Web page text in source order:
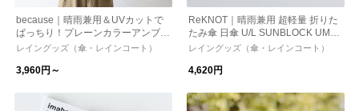
because｜晴雨兼用＆UVカットで
ばっちり！プレーンカラーアンブレ
ラ 長傘/折り畳み/日傘/紫外線対策
レイングッズ（傘・レインコート）
3,960円～
ReKNOT｜晴雨兼用 超軽量 折りた
たみ傘 日傘 U/L SUNBLOCK UMB
RELLA AIR rkn-26001
レイングッズ（傘・レインコート）
4,620円